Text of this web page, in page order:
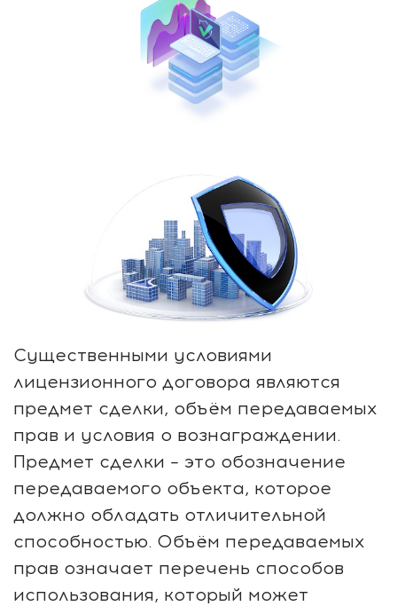
Существенными условиями
лицензионного договора являются
предмет сделки, объём передаваемых
прав и условия о вознаграждении.
Предмет сделки – это обозначение
передаваемого объекта, которое
должно обладать отличительной
способностью. Объём передаваемых
прав означает перечень способов
использования, который может